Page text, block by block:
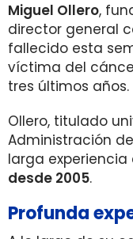
Miguel Ollero,
director general
fallecido esta
víctima del
tres últimos años.
Ollero, titulado
Administración
larga
desde 2005.
Profunda